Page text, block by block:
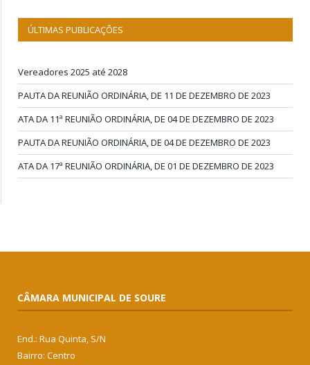
ÚLTIMAS PUBLICAÇÕES
Vereadores 2025 até 2028
PAUTA DA REUNIÃO ORDINÁRIA, DE 11 DE DEZEMBRO DE 2023
ATA DA 11ª REUNIÃO ORDINÁRIA, DE 04 DE DEZEMBRO DE 2023
PAUTA DA REUNIÃO ORDINÁRIA, DE 04 DE DEZEMBRO DE 2023
ATA DA 17ª REUNIÃO ORDINÁRIA, DE 01 DE DEZEMBRO DE 2023
CÂMARA MUNICIPAL DE SOURE
End.: Rua Quinta, S/N
Bairro: Centro